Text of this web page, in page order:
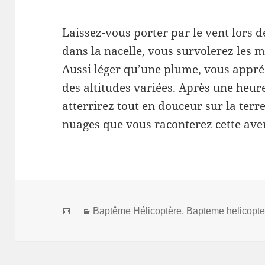
Laissez-vous porter par le vent lors
dans la nacelle, vous survolerez les
Aussi léger qu’une plume, vous
des altitudes variées. Après une
atterrirez tout en douceur sur la terre
nuages que vous raconterez cette
PostedCategories
Baptême Hélicoptère, Bapteme